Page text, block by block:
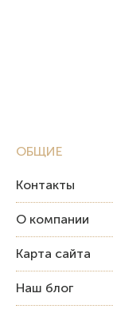
ОБЩИЕ
Контакты
О компании
Карта сайта
Наш блог